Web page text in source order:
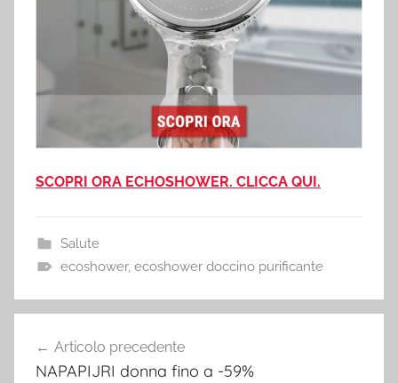
SCOPRI ORA ECHOSHOWER. CLICCA QUI.
Salute
ecoshower, ecoshower doccino purificante
articoli
Articolo precedente
NAPAPIJRI donna fino a -59%